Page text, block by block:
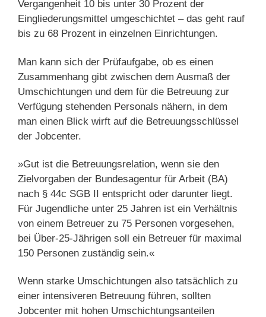
Vergangenheit 10 bis unter 30 Prozent der
Eingliederungsmittel umgeschichtet – das geht rauf
bis zu 68 Prozent in einzelnen Einrichtungen.
Man kann sich der Prüfaufgabe, ob es einen
Zusammenhang gibt zwischen dem Ausmaß der
Umschichtungen und dem für die Betreuung zur
Verfügung stehenden Personals nähern, in dem
man einen Blick wirft auf die Betreuungsschlüssel
der Jobcenter.
»Gut ist die Betreuungsrelation, wenn sie den
Zielvorgaben der Bundesagentur für Arbeit (BA)
nach § 44c SGB II entspricht oder darunter liegt.
Für Jugendliche unter 25 Jahren ist ein Verhältnis
von einem Betreuer zu 75 Personen vorgesehen,
bei Über-25-Jährigen soll ein Betreuer für maximal
150 Personen zuständig sein.«
Wenn starke Umschichtungen also tatsächlich zu
einer intensiveren Betreuung führen, sollten
Jobcenter mit hohen Umschichtungsanteilen